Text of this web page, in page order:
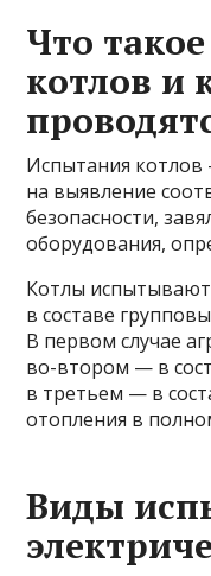
Что
котлов и
Испытания
на выявление
безопасности,
оборудования,
Котлы
в составе
В первом случае
во-втором — в
в третьем — в
отопления в
Виды